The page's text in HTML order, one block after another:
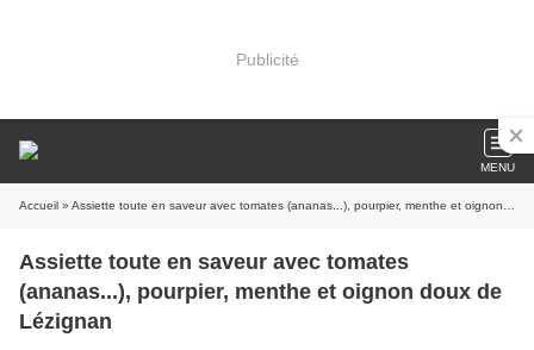
Publicité
MENU
Accueil » Assiette toute en saveur avec tomates (ananas...), pourpier, menthe et oignon doux de Lézignan
Assiette toute en saveur avec tomates
(ananas...), pourpier, menthe et oignon doux de
Lézignan